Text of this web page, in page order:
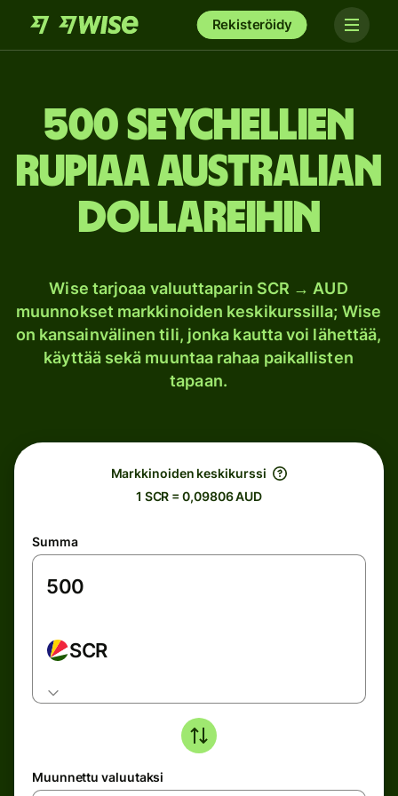
Rekisteröidy
500 Seychellien
rupiaa Australian
dollareihin
Wise tarjoaa valuuttaparin SCR → AUD
muunnokset markkinoiden keskikurssilla; Wise
on kansainvälinen tili, jonka kautta voi lähettää,
käyttää sekä muuntaa rahaa paikallisten
tapaan.
Markkinoiden keskikurssi
1 SCR = 0,09806 AUD
Summa
SCR
Muunnettu valuutaksi